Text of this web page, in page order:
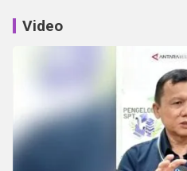
Video